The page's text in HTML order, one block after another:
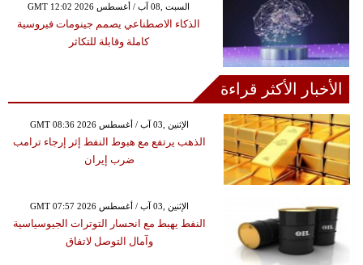
GMT 12:02 2026 السبت ,08 آب / أغسطس
الذكاء الاصطناعي يصمم جينومات فيروسية
كاملة وقابلة للتكاثر
الأخبار الأكثر قراءة
GMT 08:36 2026 الإثنين ,03 آب / أغسطس
الذهب يرتفع مع هبوط النفط إثر إرجاء ترامب
ضرب إيران
GMT 07:57 2026 الإثنين ,03 آب / أغسطس
النفط يهبط مع انحسار التوترات الجيوسياسية
وآمال التوصل لاتفاق